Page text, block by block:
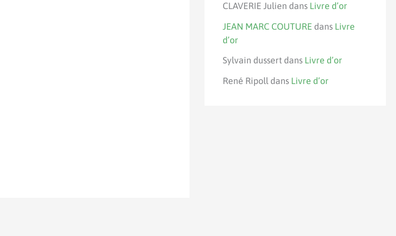
CLAVERIE Julien dans Livre d’or
JEAN MARC COUTURE dans Livre
d’or
Sylvain dussertdans Livre d’or
René Ripolldans Livre d’or